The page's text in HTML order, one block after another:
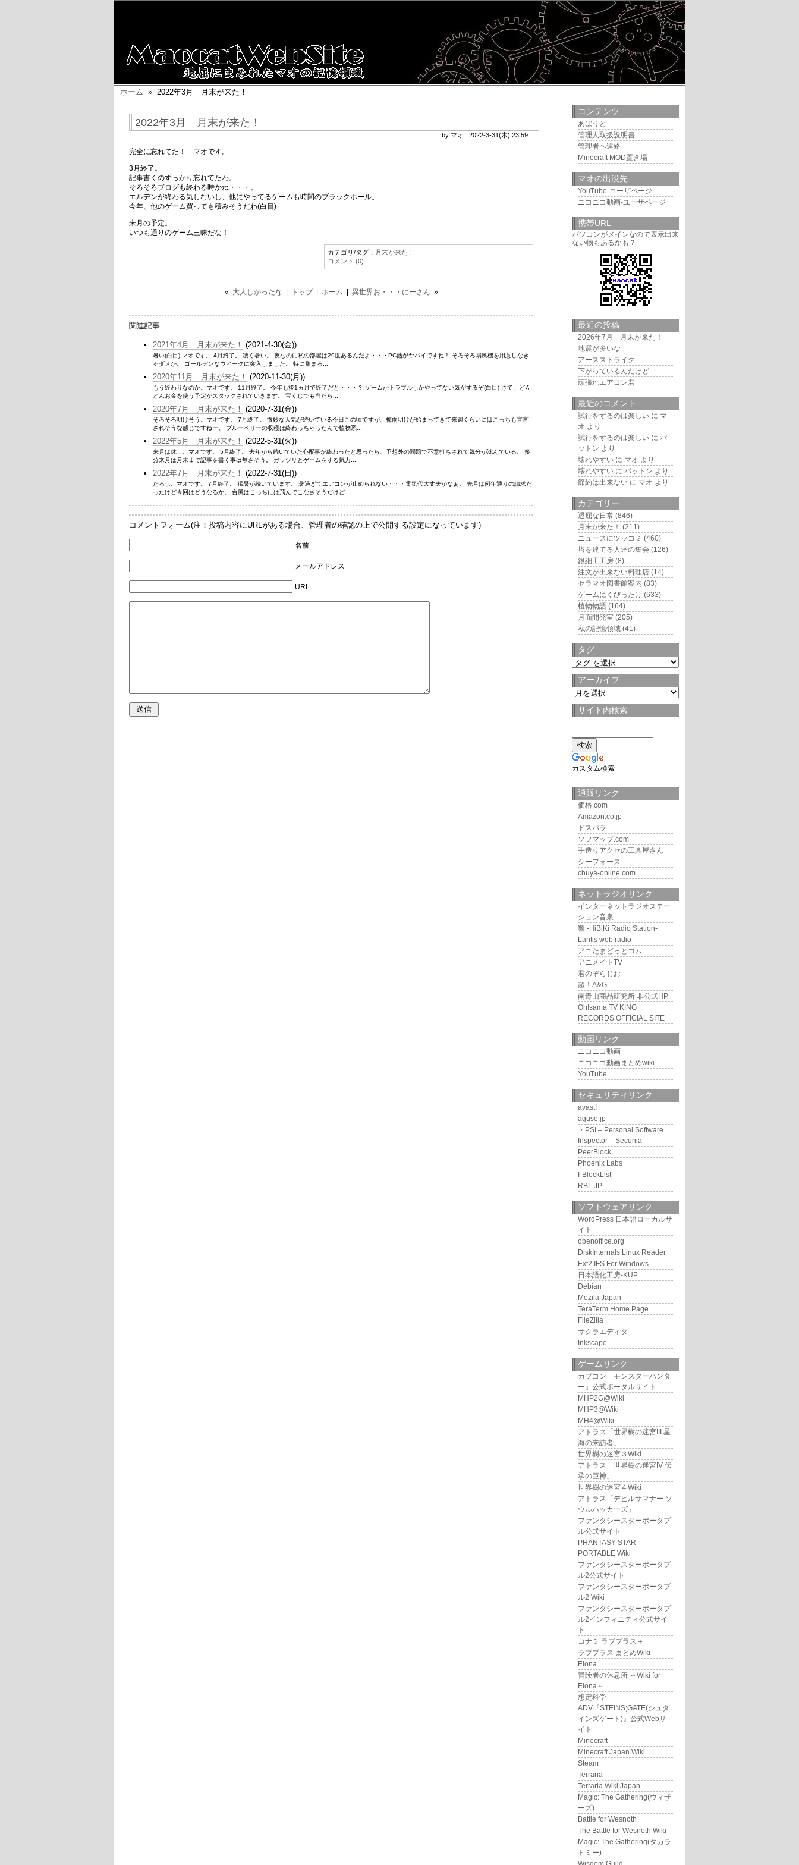
ホーム » 2022年3月 月末が来た！
2022年3月 月末が来た！
by マオ 2022-3-31(木) 23:59
完全に忘れてた！ マオです。
3月終了。
記事書くのすっかり忘れてたわ。
そろそろブログも終わる時かね・・・。
エルデンが終わる気しないし、他にやってるゲームも時間のブラックホール。
今年、他のゲーム買っても積みそうだわ(白目)
来月の予定。
いつも通りのゲーム三昧だな！
カテゴリ/タグ： 月末が来た！
コメント (0)
« 大人しかったな トップ| ホーム 異世界お・・・にーさん »
関連記事
2021年4月 月末が来た！ (2021-4-30(金))
暑い(白目) マオです。 4月終了。 凄く暑い。 夜なのに私の部屋は29度あるんだよ・・・PC熱がヤバイですね！ そろそろ扇風機を用意しなき
ゃダメか。 ゴールデンなウィークに突入しました。 特に集まる...
2020年11月 月末が来た！ (2020-11-30(月))
もう終わりなのか。マオです。 11月終了。 今年も後1ヵ月で終了だと・・・？ ゲームかトラブルしかやってない気がするぞ(白目) さて、どん
どんお金を使う予定がスタックされていきます。 宝くじでも当たら...
2020年7月 月末が来た！ (2020-7-31(金))
そろそろ明けそう。マオです。 7月終了。 微妙な天気が続いている今日この頃ですが、梅雨明けが始まってきて来週くらいにはこっちも宣言
されそうな感じですねー。 ブルーベリーの収穫は終わっちゃったんで植物系...
2022年5月 月末が来た！ (2022-5-31(火))
来月は休止。マオです。 5月終了。 去年から続いていた心配事が終わったと思ったら、予想外の問題で不意打ちされて気分が沈んでいる。 多
分来月は月末まで記事を書く事は無さそう。 ガッツリとゲームをする気力...
2022年7月 月末が来た！ (2022-7-31(日))
だるぃ。マオです。 7月終了。 猛暑が続いています。 暑過ぎてエアコンが止められない・・・電気代大丈夫かなぁ。 先月は例年通りの請求だ
ったけど今回はどうなるか。 台風はこっちには飛んでこなさそうだけど...
コメントフォーム(注：投稿内容にURLがある場合、管理者の確認の上で公開する設定になっています)
名前
メールアドレス
URL
コンテンツ
あばうと
管理人取扱説明書
管理者へ連絡
Minecraft MOD置き場
マオの出没先
YouTube-ユーザページ
ニコニコ動画-ユーザページ
携帯URL
パソコンがメインなので表示出来
ない物もあるかも？
最近の投稿
2026年7月 月末が来た！
地震が多いな
アースストライク
下がっているんだけど
頑張れエアコン君
最近のコメント
試行をするのは楽しい に マ
オ より
試行をするのは楽しい に パ
ットン より
壊れやすい に マオ より
壊れやすい に パットン より
節約は出来ない に マオ より
カテゴリー
退屈な日常 (846)
月末が来た！ (211)
ニュースにツッコミ (460)
塔を建てる人達の集会 (126)
銀細工工房 (8)
注文が出来ない料理店 (14)
セラマオ図書館案内 (83)
ゲームにくびったけ (633)
植物物語 (164)
月面開発室 (205)
私の記憶領域 (41)
タグ
タ
アーカイブ
ア
カサイト内検索
カスタム検索
通販リンク
価格.com
Amazon.co.jp
ドスパラ
ソフマップ.com
手造りアクセの工具屋さん
シーフォース
chuya-online.com
ネットラジオリンク
インターネットラジオステー
ション音泉
響 -HiBiKi Radio Station-
Lantis web radio
アニたまどっとコム
アニメイトTV
君のぞらじお
超！A&G
南青山商品研究所 非公式HP
Oh!sama TV KING
RECORDS OFFICIAL SITE
動画リンク
ニコニコ動画
ニコニコ動画まとめwiki
YouTube
セキュリティリンク
avast!
aguse.jp
・PSI – Personal Software
Inspector – Secunia
PeerBlock
Phoenix Labs
I-BlockList
RBL.JP
ソフトウェアリンク
WordPress 日本語ローカルサ
イト
openoffice.org
DiskInternals Linux Reader
Ext2 IFS For Windows
日本語化工房-KUP
Debian
Mozila Japan
TeraTerm Home Page
FileZilla
サクラエディタ
Inkscape
ゲームリンク
カプコン「モンスターハンタ
ー」公式ポータルサイト
MHP2G@Wiki
MHP3@Wiki
MH4@Wiki
アトラス「世界樹の迷宮III 星
海の来訪者」
世界樹の迷宮３Wiki
アトラス「世界樹の迷宮IV 伝
承の巨神」
世界樹の迷宮４Wiki
アトラス「デビルサマナー ソ
ウルハッカーズ」
ファンタシースターポータブ
ル公式サイト
PHANTASY STAR
PORTABLE Wiki
ファンタシースターポータブ
ル2公式サイト
ファンタシースターポータブ
ル2 Wiki
ファンタシースターポータブ
ル2インフィニティ公式サイ
ト
コナミ ラブプラス＋
ラブプラス まとめWiki
Elona
冒険者の休息所 ～Wiki for
Elona～
想定科学
ADV『STEINS;GATE(シュタ
インズゲート)』公式Webサ
イト
Minecraft
Minecraft Japan Wiki
Steam
Terraria
Terraria Wiki Japan
Magic: The Gathering(ウィザ
ーズ)
Battle for Wesnoth
The Battle for Wesnoth Wiki
Magic: The Gathering(タカラ
トミー)